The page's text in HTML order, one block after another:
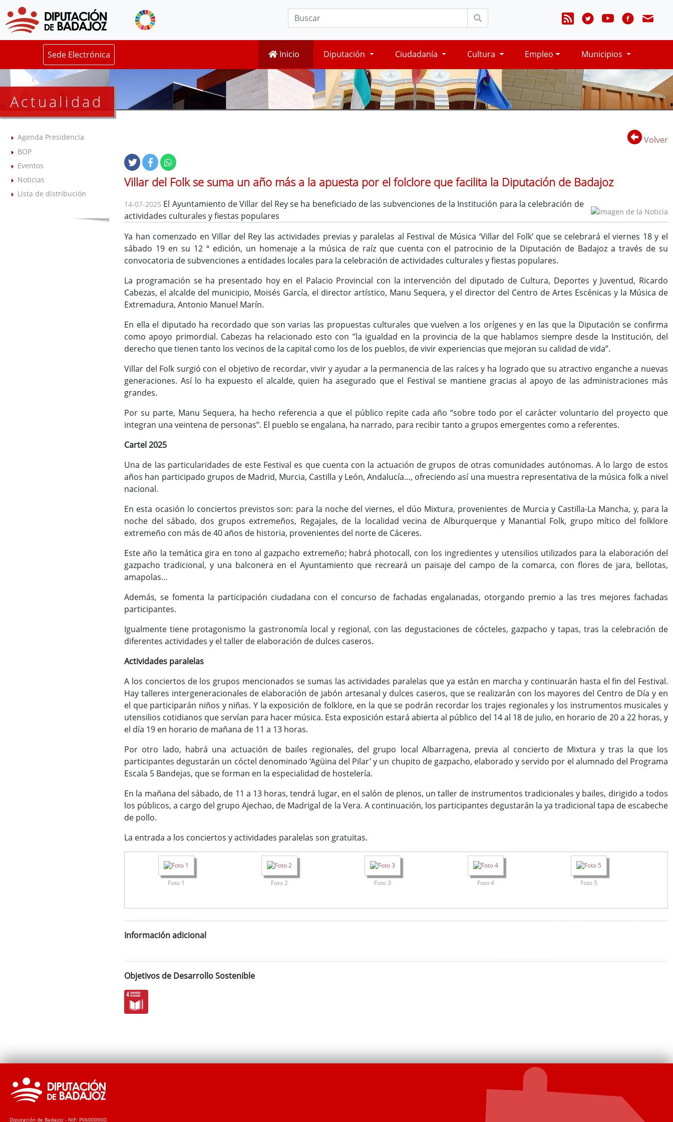
Sede Electrónica Inicio Diputación Ciudadanía Cultura Empleo Municipios
Actualidad
Agenda Presidencia
BOP
Eventos
Noticias
Lista de distribución
Volver
Villar del Folk se suma un año más a la apuesta por el folclore que facilita la Diputación de Badajoz
14-07-2025 El Ayuntamiento de Villar del Rey se ha beneficiado de las subvenciones de la Institución para la celebración de
actividades culturales y fiestas populares
Ya han comenzado en Villar del Rey las actividades previas y paralelas al Festival de Música ‘Villar del Folk’ que se celebrará el viernes 18 y el
sábado 19 en su 12 ª edición, un homenaje a la música de raíz que cuenta con el patrocinio de la Diputación de Badajoz a través de su
convocatoria de subvenciones a entidades locales para la celebración de actividades culturales y fiestas populares.
La programación se ha presentado hoy en el Palacio Provincial con la intervención del diputado de Cultura, Deportes y Juventud, Ricardo
Cabezas, el alcalde del municipio, Moisés García, el director artístico, Manu Sequera, y el director del Centro de Artes Escénicas y la Música de
Extremadura, Antonio Manuel Marín.
En ella el diputado ha recordado que son varias las propuestas culturales que vuelven a los orígenes y en las que la Diputación se confirma
como apoyo primordial. Cabezas ha relacionado esto con ”la igualdad en la provincia de la que hablamos siempre desde la Institución, del
derecho que tienen tanto los vecinos de la capital como los de los pueblos, de vivir experiencias que mejoran su calidad de vida”.
Villar del Folk surgió con el objetivo de recordar, vivir y ayudar a la permanencia de las raíces y ha logrado que su atractivo enganche a nuevas
generaciones. Así lo ha expuesto el alcalde, quien ha asegurado que el Festival se mantiene gracias al apoyo de las administraciones más
grandes.
Por su parte, Manu Sequera, ha hecho referencia a que el público repite cada año “sobre todo por el carácter voluntario del proyecto que
integran una veintena de personas”. El pueblo se engalana, ha narrado, para recibir tanto a grupos emergentes como a referentes.
Cartel 2025
Una de las particularidades de este Festival es que cuenta con la actuación de grupos de otras comunidades autónomas. A lo largo de estos
años han participado grupos de Madrid, Murcia, Castilla y León, Andalucía…, ofreciendo así una muestra representativa de la música folk a nivel
nacional.
En esta ocasión lo conciertos previstos son: para la noche del viernes, el dúo Mixtura, provenientes de Murcia y Castilla-La Mancha, y, para la
noche del sábado, dos grupos extremeños, Regajales, de la localidad vecina de Alburquerque y Manantial Folk, grupo mítico del folklore
extremeño con más de 40 años de historia, provenientes del norte de Cáceres.
Este año la temática gira en tono al gazpacho extremeño; habrá photocall, con los ingredientes y utensilios utilizados para la elaboración del
gazpacho tradicional, y una balconera en el Ayuntamiento que recreará un paisaje del campo de la comarca, con flores de jara, bellotas,
amapolas…
Además, se fomenta la participación ciudadana con el concurso de fachadas engalanadas, otorgando premio a las tres mejores fachadas
participantes.
Igualmente tiene protagonismo la gastronomía local y regional, con las degustaciones de cócteles, gazpacho y tapas, tras la celebración de
diferentes actividades y el taller de elaboración de dulces caseros.
Actividades paralelas
A los conciertos de los grupos mencionados se sumas las actividades paralelas que ya están en marcha y continuarán hasta el fin del Festival.
Hay talleres intergeneracionales de elaboración de jabón artesanal y dulces caseros, que se realizarán con los mayores del Centro de Día y en
el que participarán niños y niñas. Y la exposición de folklore, en la que se podrán recordar los trajes regionales y los instrumentos musicales y
utensilios cotidianos que servían para hacer música. Esta exposición estará abierta al público del 14 al 18 de julio, en horario de 20 a 22 horas, y
el día 19 en horario de mañana de 11 a 13 horas.
Por otro lado, habrá una actuación de bailes regionales, del grupo local Albarragena, previa al concierto de Mixtura y tras la que los
participantes degustarán un cóctel denominado ‘Agüina del Pilar’ y un chupito de gazpacho, elaborado y servido por el alumnado del Programa
Escala 5 Bandejas, que se forman en la especialidad de hostelería.
En la mañana del sábado, de 11 a 13 horas, tendrá lugar, en el salón de plenos, un taller de instrumentos tradicionales y bailes, dirigido a todos
los públicos, a cargo del grupo Ajechao, de Madrigal de la Vera. A continuación, los participantes degustarán la ya tradicional tapa de escabeche
de pollo.
La entrada a los conciertos y actividades paralelas son gratuitas.
Foto 1 Foto 2 Foto 3 Foto 4 Foto 5
Información adicional
Objetivos de Desarrollo Sostenible
Diputación de Badajoz - NIF: P0600000D